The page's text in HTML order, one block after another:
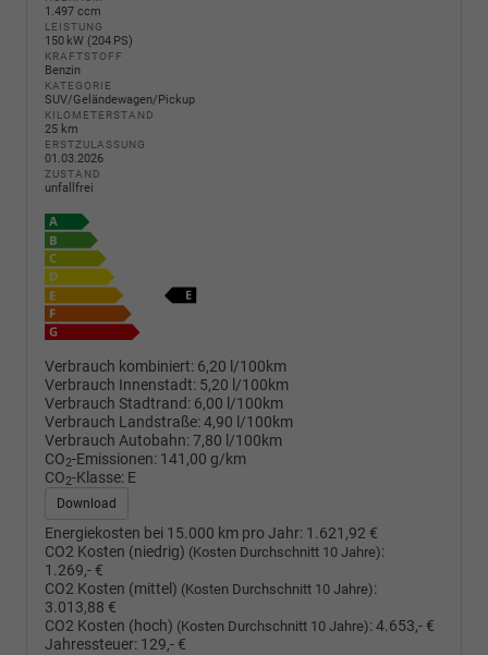
1.497 ccm
LEISTUNG
150 kW (204 PS)
KRAFTSTOFF
Benzin
KATEGORIE
SUV/Geländewagen/Pickup
KILOMETERSTAND
25 km
ERSTZULASSUNG
01.03.2026
ZUSTAND
unfallfrei
Verbrauch kombiniert: 6,20 l/100km
Verbrauch Innenstadt: 5,20 l/100km
Verbrauch Stadtrand: 6,00 l/100km
Verbrauch Landstraße:4,90 l/100km
Verbrauch Autobahn:7,80 l/100km
CO2-Emissionen: 141,00 g/km
CO2-Klasse: E
Download
Energiekosten bei 15.000 km pro Jahr: 1.621,92 €
CO2 Kosten (niedrig) (Kosten Durchschnitt 10 Jahre):
1.269,- €
CO2 Kosten (mittel) (Kosten Durchschnitt 10 Jahre):
3.013,88 €
CO2 Kosten (hoch) (Kosten Durchschnitt 10 Jahre):4.653,- €
Jahressteuer: 129,- €